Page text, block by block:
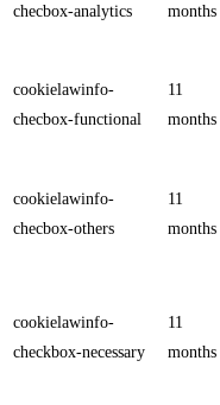
checbox-analytics
months
cookielawinfo-
checbox-functional
11
months
cookielawinfo-
checbox-others
11
months
cookielawinfo-
checkbox-necessary
11
months